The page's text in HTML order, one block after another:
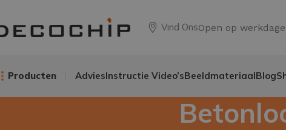
Vind OnsOpen op
Producten AdviesInstructie Video’sBeeldmateriaalBlog